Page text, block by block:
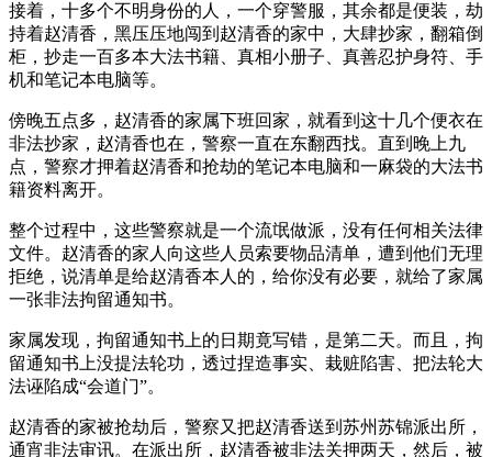
接着，十多个不明身份的人，一个穿警服，其余都是便装，劫
持着赵清香，黑压压地闯到赵清香的家中，大肆抄家，翻箱倒
柜，抄走一百多本大法书籍、真相小册子、真善忍护身符、手
机和笔记本电脑等。
傍晚五点多，赵清香的家属下班回家，就看到这十几个便衣在
非法抄家，赵清香也在，警察一直在东翻西找。直到晚上九
点，警察才押着赵清香和抢劫的笔记本电脑和一麻袋的大法书
籍资料离开。
整个过程中，这些警察就是一个流氓做派，没有任何相关法律
文件。赵清香的家人向这些人员索要物品清单，遭到他们无理
拒绝，说清单是给赵清香本人的，给你没有必要，就给了家属
一张非法拘留通知书。
家属发现，拘留通知书上的日期竟写错，是第二天。而且，拘
留通知书上没提法轮功，透过捏造事实、栽赃陷害、把法轮大
法诬陷成“会道门”。
赵清香的家被抢劫后，警察又把赵清香送到苏州苏锦派出所，
通宵非法审讯。在派出所，赵清香被非法关押两天，然后，被